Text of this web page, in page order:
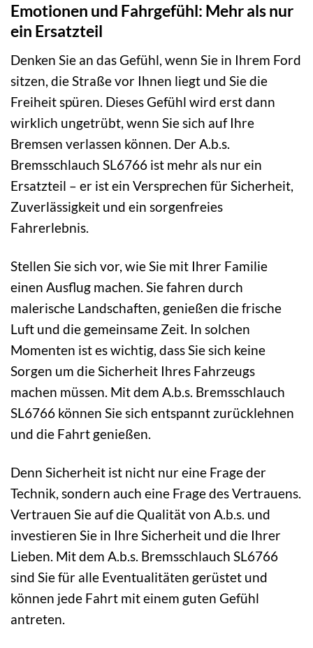
Emotionen und Fahrgefühl: Mehr als nur
ein Ersatzteil
Denken Sie an das Gefühl, wenn Sie in Ihrem Ford
sitzen, die Straße vor Ihnen liegt und Sie die
Freiheit spüren. Dieses Gefühl wird erst dann
wirklich ungetrübt, wenn Sie sich auf Ihre
Bremsen verlassen können. Der A.b.s.
Bremsschlauch SL6766 ist mehr als nur ein
Ersatzteil – er ist ein Versprechen für Sicherheit,
Zuverlässigkeit und ein sorgenfreies
Fahrerlebnis.
Stellen Sie sich vor, wie Sie mit Ihrer Familie
einen Ausflug machen. Sie fahren durch
malerische Landschaften, genießen die frische
Luft und die gemeinsame Zeit. In solchen
Momenten ist es wichtig, dass Sie sich keine
Sorgen um die Sicherheit Ihres Fahrzeugs
machen müssen. Mit dem A.b.s. Bremsschlauch
SL6766 können Sie sich entspannt zurücklehnen
und die Fahrt genießen.
Denn Sicherheit ist nicht nur eine Frage der
Technik, sondern auch eine Frage des Vertrauens.
Vertrauen Sie auf die Qualität von A.b.s. und
investieren Sie in Ihre Sicherheit und die Ihrer
Lieben. Mit dem A.b.s. Bremsschlauch SL6766
sind Sie für alle Eventualitäten gerüstet und
können jede Fahrt mit einem guten Gefühl
antreten.